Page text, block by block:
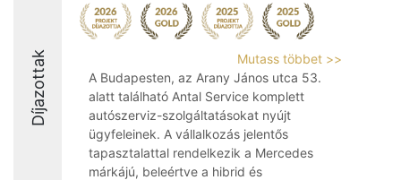
Díjazottak
Mutass többet >>
A Budapesten, az Arany János utca 53.
alatt található Antal Service komplett
autószerviz-szolgáltatásokat nyújt
ügyfeleinek. A vállalkozás jelentős
tapasztalattal rendelkezik a Mercedes
márkájú, beleértve a hibrid és